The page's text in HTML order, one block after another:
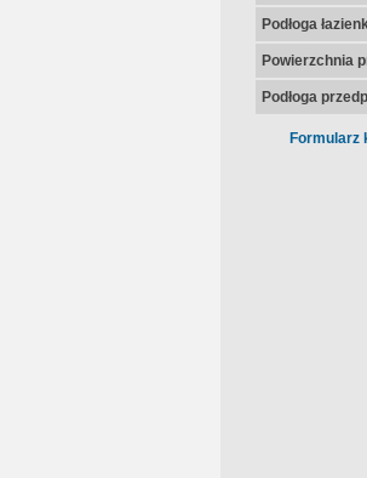
Podłoga
Powierzchnia
Podłoga
Formularz